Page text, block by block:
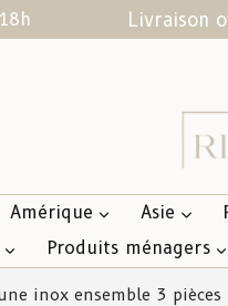
Livraison
Amérique Asie
Produits ménagers
inox ensemble 3 pièces